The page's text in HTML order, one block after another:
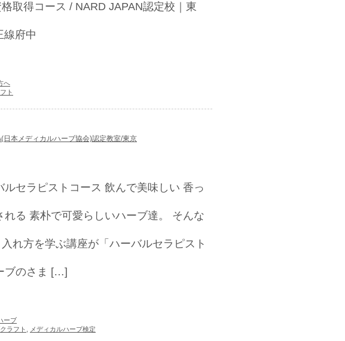
取得コース / NARD JAPAN認定校｜東
線府中
へ
ト
本メディカルハーブ協会)認定教室/東京
セラピストコース 飲んで美味しい 香っ
れる 素朴で可愛らしいハーブ達。 そんな
れ方を学ぶ講座が「ハーバルセラピスト
ブのさま […]
ーブ
ラフト メディカルハーブ検定